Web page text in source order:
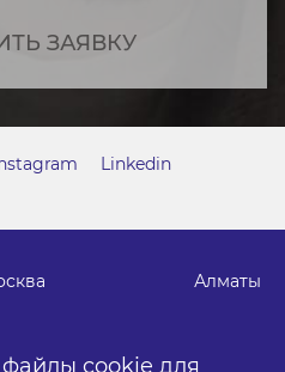
ЗАЯВКУ
файлы cookie для
Алматы
бизнес-центр "Time"
Linkedin